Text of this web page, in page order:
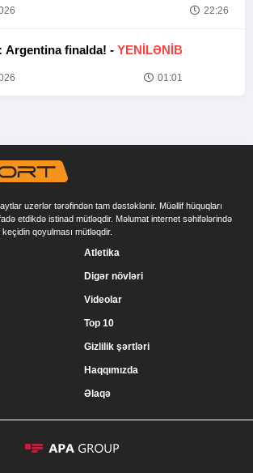
22:26
Argentina finalda! - YENİLƏNİB
01:01
uzerlər tərəfindən tam dəstəklənir. Müəllif hüquqları
etdikdə istinad mütləqdir. Məlumat internet səhifələrində
qoyulması mütləqdir.
Atletika
Digər növləri
Videolar
Top 10
Gizlilik şərtləri
Haqqımızda
Əlaqə